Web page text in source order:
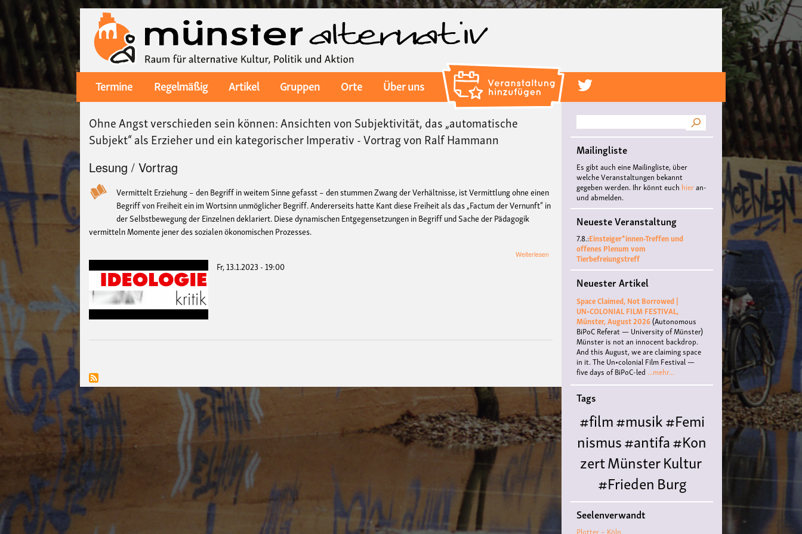
Inhalt
Main
navigation
Termine Regelmäßig Artikel Gruppen Orte
Über uns
Ohne Angst verschieden sein können: Ansichten von Subjektivität, das „automatische
Subjekt“ als Erzieher und ein kategorischer Imperativ - Vortrag von Ralf Hammann
Lesung / Vortrag
Vermittelt Erziehung – den Begriff in weitem Sinne gefasst – den stummen Zwang der Verhältnisse, ist Vermittlung ohne einen
Begriff von Freiheit ein im Wortsinn unmöglicher Begriff. Andererseits hatte Kant diese Freiheit als das „Factum der Vernunft“ in
der Selbstbewegung der Einzelnen deklariert. Diese dynamischen Entgegensetzungen in Begriff und Sache der Pädagogik
vermitteln Momente jener des sozialen ökonomischen Prozesses.
Weiterlesen
verschieden
Subjektivität,
„automatische
Erzieher
und
kategorischer
Imperativ
-
Fr, 13.1.2023 - 19:00
Suche
Mailingliste
Es gibt auch eine Mailingliste, über
welche Veranstaltungen bekannt
gegeben werden. Ihr könnt euch hieran-
und abmelden.
Neueste Veranstaltung
7.8.:Einsteiger*innen-Treffen und
offenes Plenum vom
Tierbefreiungstreff
Neuester Artikel
Space Claimed, Not Borrowed |
UN•COLONIAL FILM FESTIVAL,
Münster, August 2026(Autonomous
BiPoC Referat — University of Münster)
Münster is not an innocent backdrop.
And this August, we are claiming space
in it. The Un•colonial Film Festival —
five days of BiPoC-led ...mehr...
Tags
#film#musik#Femi
nismus#antifa#Kon
zertMünsterKultur
#FriedenBurg
Hülshoffliteratur#
Queer#Workshop
Seelenverwandt
Plotter – Köln